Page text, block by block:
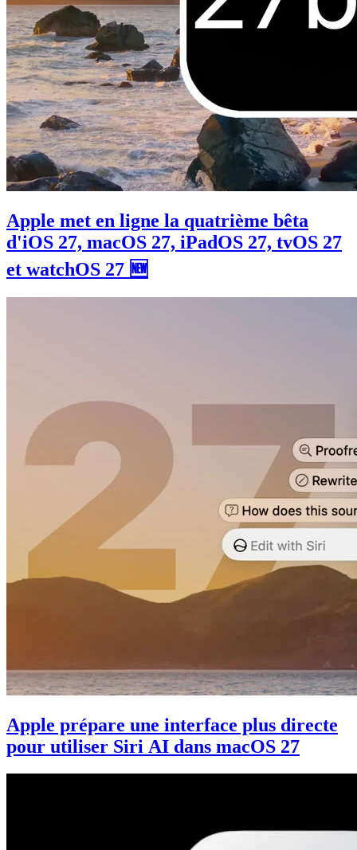
Apple met en ligne la quatrième bêta
d'iOS 27, macOS 27, iPadOS 27, tvOS 27
et watchOS 27 🆕
Apple prépare une interface plus directe
pour utiliser Siri AI dans macOS 27